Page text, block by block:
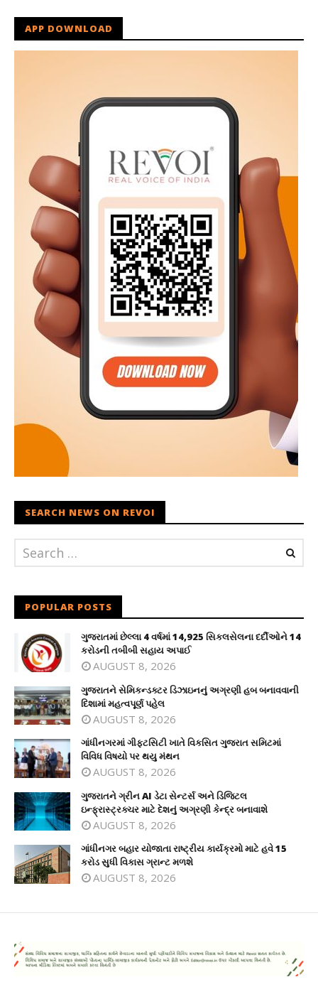
APP DOWNLOAD
SEARCH NEWS ON REVOI
POPULAR POSTS
ગુજરાતમાં છેલ્લા 4 વર્ષમાં 14,925 સિકલસેલના દર્દીઓને 14
કરોડની તબીબી સહાય અપાઈ
AUGUST 8, 2026
ગુજરાતને સેમિકન્ડક્ટર ડિઝાઇનનું અગ્રણી હબ બનાવવાની
દિશામાં મહત્વપૂર્ણ પહેલ
AUGUST 8, 2026
ગાંધીનગરમાં ગીફ્ટસિટી ખાતે વિકસિત ગુજરાત સમિટમાં
વિવિધ વિષયો પર થયુ મંથન
AUGUST 8, 2026
ગુજરાતને ગ્રીન AI ડેટા સેન્ટર્સ અને ડિજિટલ
ઇન્ફ્રાસ્ટ્રક્ચર માટે દેશનું અગ્રણી કેન્દ્ર બનાવાશે
AUGUST 8, 2026
ગાંધીનગર બહાર યોજાતા રાષ્ટ્રીય કાર્યક્રમો માટે હવે 15
કરોડ સુધી વિકાસ ગ્રાન્ટ મળશે
AUGUST 8, 2026